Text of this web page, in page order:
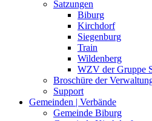
Satzungen
Biburg
Kirchdorf
Siegenburg
Train
Wildenberg
WZV der Gruppe
Broschüre der
Support
Gemeinden | Verbände
Gemeinde Biburg